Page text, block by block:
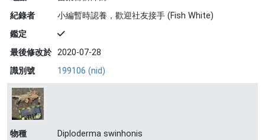
紀錄者
小編暫時認養，歡迎社友接手 (Fish White)
鑑定
最後修改於 2020-07-28
識別號
199106 (nid)
物種
Diploderma swinhonis